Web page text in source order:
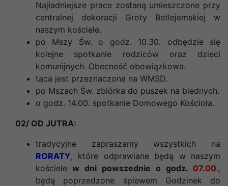
Najładniejsze prace zostaną umieszczone przy
centralnej dekoracji Groty Betlejemskiej w
naszym kościele.
po Mszy Św. o godz. 10.30. odbędzie się
kolejne spotkanie rodziców oraz dzieci
komunijnych. Obecność obowiązkowa.
taca jest przeznaczona na WMSD.
po Mszach Św. zbiórka do puszek na biednych.
o godz. 14.00. spotkanie Domowego Kościoła.
02/ OD JUTRA:
tradycyjne zapraszamy wszystkich na
RORATY, które odprawiane będą w naszym
kościele w dni powszednie o godz. 07.00.,
będą poprzedzone śpiewem Godzinek do